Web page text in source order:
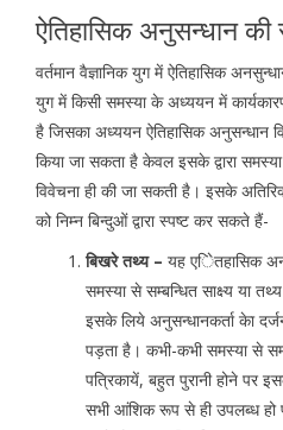
ऐतिहासिक अनुसन्धान
वर्तमान वैज्ञानिक युग में ऐतिहासिक
युग में किसी समस्या के अध्ययन में
है जिसका अध्ययन ऐतिहासिक अनुसन्धान
किया जा सकता है केवल इसके द्वारा
विवेचना ही की जा सकती है। इसके
को निम्न बिन्दुओं द्वारा स्पष्ट कर सकते हैं-
बिखरे तथ्य – यह एेितहासिक
समस्या से सम्बन्धित साक्ष्य या
इसके लिये अनुसन्धानकर्ता केा
पड़ता है। कभी-कभी समस्या से
पत्रिकायें, बहुत पुरानी होने पर
सभी आंशिक रूप से ही उपलब्ध हो